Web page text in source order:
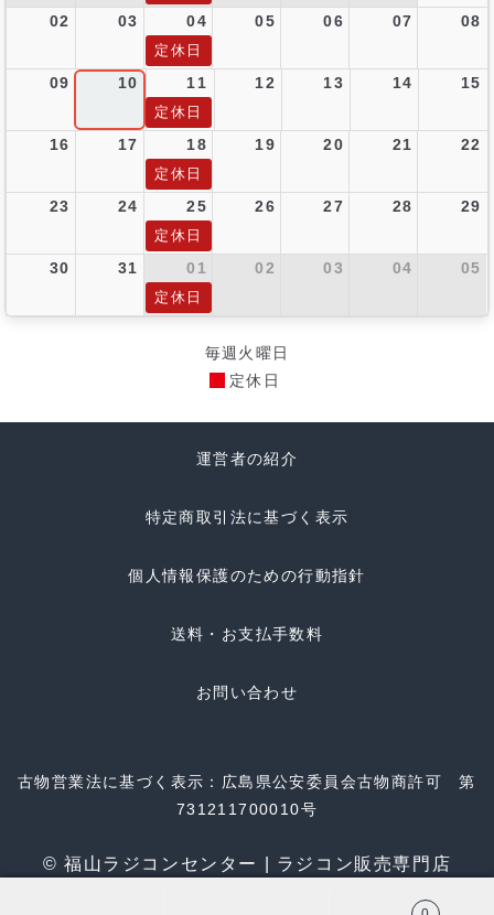
02 03 04 05 06 07 08
定休日
09 10 11 12 13 14 15
定休日
16 17 18 19 20 21 22
定休日
23 24 25 26 27 28 29
定休日
30 31 01 02 03 04 05
定休日
毎週火曜日
定休日
運営者の紹介
特定商取引法に基づく表示
個人情報保護のための行動指針
送料・お支払手数料
お問い合わせ
古物営業法に基づく表示：広島県公安委員会古物商許可 第
731211700010号
© 福山ラジコンセンター | ラジコン販売専門店